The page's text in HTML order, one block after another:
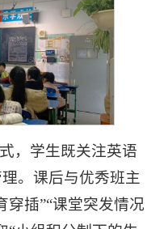
，学生既关注英语
。课后与优秀班主
穿插”“课堂突发情况